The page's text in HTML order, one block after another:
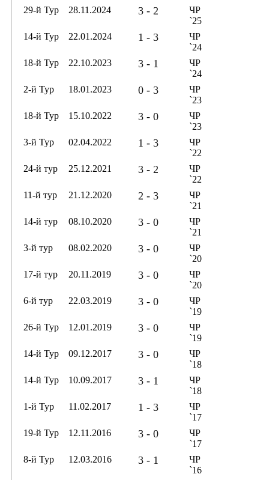
29-й Тур
28.11.2024 3 - 2
ЧР
`25
14-й Тур
22.01.2024 1 - 3
ЧР
`24
18-й Тур
22.10.2023 3 - 1
ЧР
`24
2-й Тур
18.01.2023 0 - 3
ЧР
`23
18-й Тур
15.10.2022 3 - 0
ЧР
`23
3-й Тур
02.04.2022 1 - 3
ЧР
`22
24-й тур
25.12.2021 3 - 2
ЧР
`22
11-й тур
21.12.2020 2 - 3
ЧР
`21
14-й тур
08.10.2020 3 - 0
ЧР
`21
3-й тур
08.02.2020 3 - 0
ЧР
`20
17-й тур
20.11.2019 3 - 0
ЧР
`20
6-й тур
22.03.2019 3 - 0
ЧР
`19
26-й Тур
12.01.2019 3 - 0
ЧР
`19
14-й Тур
09.12.2017 3 - 0
ЧР
`18
14-й Тур
10.09.2017 3 - 1
ЧР
`18
1-й Тур
11.02.2017 1 - 3
ЧР
`17
19-й Тур
12.11.2016 3 - 0
ЧР
`17
8-й Тур
12.03.2016 3 - 1
ЧР
`16